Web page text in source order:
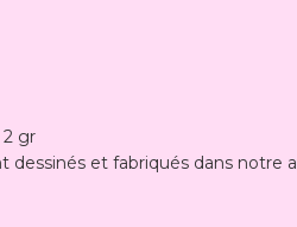
2 gr
et fabriqués dans notre